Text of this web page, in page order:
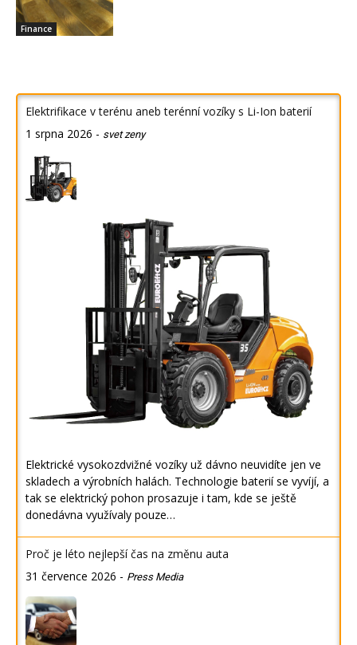
Finance
Elektrifikace v terénu aneb terénní vozíky s Li-Ion baterií
1 srpna 2026 - svet zeny
Elektrické vysokozdvižné vozíky už dávno neuvidíte jen ve
skladech a výrobních halách. Technologie baterií se vyvíjí, a
tak se elektrický pohon prosazuje i tam, kde se ještě
donedávna využívaly pouze…
Proč je léto nejlepší čas na změnu auta
31 července 2026 - Press Media